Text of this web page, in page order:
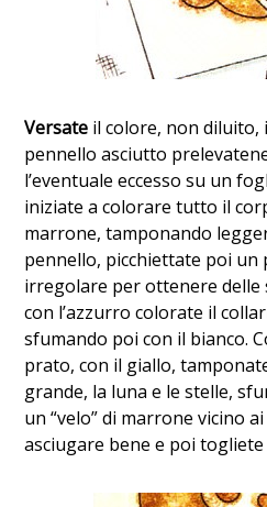
Versate il colore, non
pennello asciutto
l’eventuale eccesso su un
iniziate a colorare tutto il
marrone, tamponando
pennello, picchiettate poi un
irregolare per ottenere delle
con l’azzurro colorate il
sfumando poi con il bianco.
prato, con il giallo,
grande, la luna e le stelle,
un “velo” di marrone vicino
asciugare bene e poi togliete